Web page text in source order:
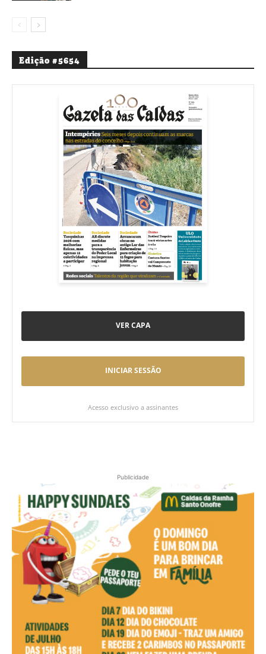
Edição #5654
VER CAPA
INICIAR SESSÃO
Acesso exclusivo a assinantes
Publicidade